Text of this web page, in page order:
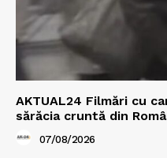
AKTUAL24 Filmări cu
sărăcia cruntă din
07/08/2026